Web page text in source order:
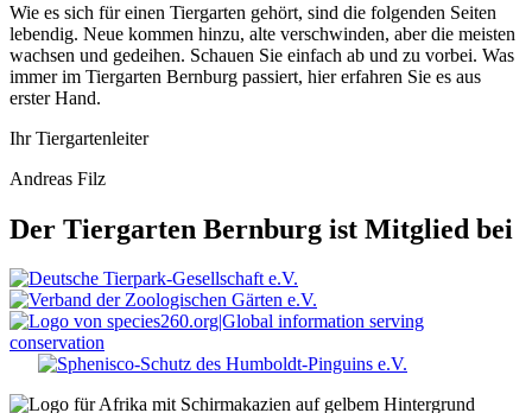
Wie es sich für einen Tiergarten gehört, sind die folgenden Seiten
lebendig. Neue kommen hinzu, alte verschwinden, aber die meisten
wachsen und gedeihen. Schauen Sie einfach ab und zu vorbei. Was
immer im Tiergarten Bernburg passiert, hier erfahren Sie es aus
erster Hand.
Ihr Tiergartenleiter
Andreas Filz
Der Tiergarten Bernburg ist Mitglied bei